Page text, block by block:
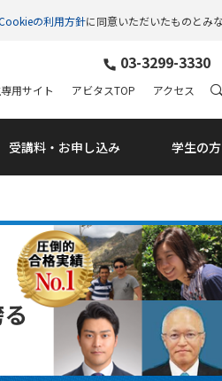
の利用方針に同意いただいたものとみな
03-3299-3330
受講料・ お申し込み 学生の方
用サイト アビタスTOP アクセス